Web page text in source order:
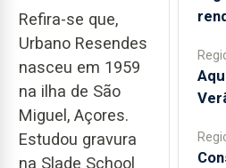
Refira-se que,
Urbano Resendes
nasceu em 1959
na ilha de São
Miguel, Açores.
Estudou gravura
na Slade School